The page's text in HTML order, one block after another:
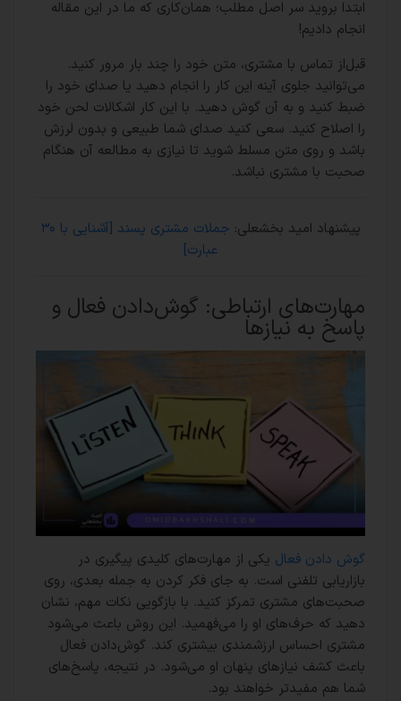
ابتدا بروید سر اصل مطلب؛ همان‌کاری که ما در این مقاله
انجام دادیم!
قبل‌از تماس با مشتری، متن خود را چند بار مرور کنید.
می‌توانید جلوی آینه این کار را انجام دهید یا صدای خود را
ضبط کنید و به آن گوش دهید. با این کار اشکالات لحن خود
را اصلاح کنید. سعی کنید صدای شما طبیعی و بدون لرزش
باشد و روی متن مسلط شوید تا نیازی به مطالعه آن هنگام
صحبت با مشتری نباشد.
پیشنهاد امید بخشعلی:
جملات مشتری پسند [آشنایی با ۳۰
عبارت]
مهارت‌های ارتباطی: گوش‌دادن فعال و
پاسخ به نیازها
گوش‌ دادن فعال یکی از مهارت‌های کلیدی پیگیری در
بازاریابی تلفنی است. به جای فکر کردن به جمله بعدی، روی
صحبت‌های مشتری تمرکز کنید. با بازگویی نکات مهم، نشان
دهید که حرف‌های او را می‌فهمید. این روش باعث می‌شود
مشتری احساس ارزشمندی بیشتری کند. گوش‌دادن فعال
باعث کشف نیازهای پنهان او می‌شود. در نتیجه، پاسخ‌های
شما هم مفیدتر خواهند بود.